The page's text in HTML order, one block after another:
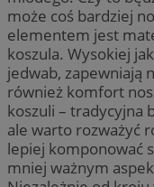
może coś bardziej
elementem jest
koszula. Wysokiej
jedwab, zapewniają
również komfort
koszuli – tradycyjna
ale warto rozważyć
lepiej komponować
mniej ważnym